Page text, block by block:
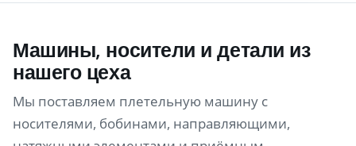
Машины, носители и детали из
нашего цеха
Мы поставляем плетельную машину с
носителями, бобинами, направляющими,